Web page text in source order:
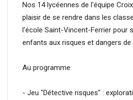
Nos 14 lycéennes de l'équipe
plaisir de se rendre dans les
l'école Saint-Vincent-Ferrier pour
enfants aux risques et dangers de
Au programme
- Jeu "Détective risques" :